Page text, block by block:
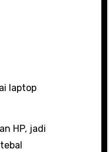
laptop
HP, jadi